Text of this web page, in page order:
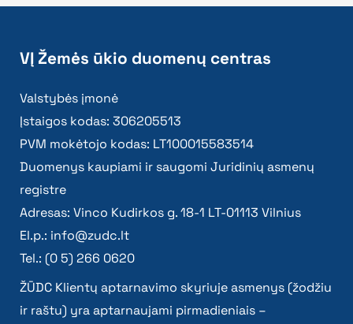
VĮ Žemės ūkio duomenų centras
Valstybės įmonė
Įstaigos kodas: 306205513
PVM mokėtojo kodas: LT100015583514
Duomenys kaupiami ir saugomi Juridinių asmenų
registre
Adresas: Vinco Kudirkos g. 18-1 LT-01113 Vilnius
El.p.: info@zudc.lt
Tel.: (0 5) 266 0620
ŽŪDC Klientų aptarnavimo skyriuje asmenys (žodžiu
ir raštu) yra aptarnaujami pirmadieniais –